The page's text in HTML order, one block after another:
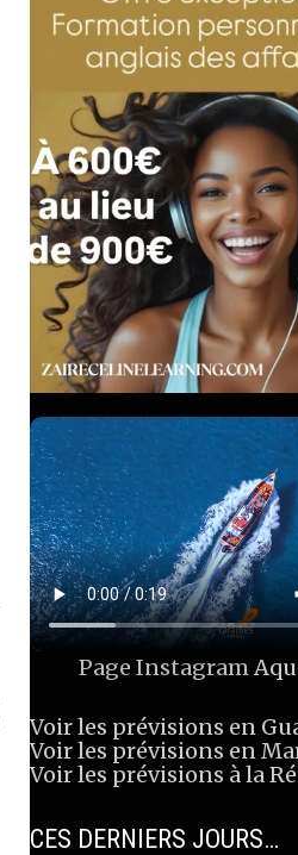
Page Instagram
Voir les prévisions en
Voir les prévisions en
Voir les prévisions à la
CES DERNIERS JOURS…